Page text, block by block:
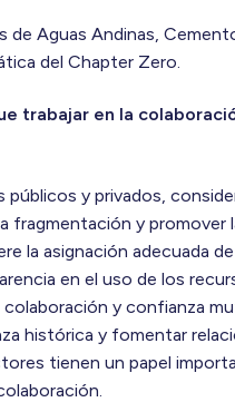
Aguas Andinas,
del Chapter Zero.
trabajar en la
y privados,
fragmentación y promover
la asignación adecuada
en el uso de los
y confianza
histórica y fomentar
tienen un papel